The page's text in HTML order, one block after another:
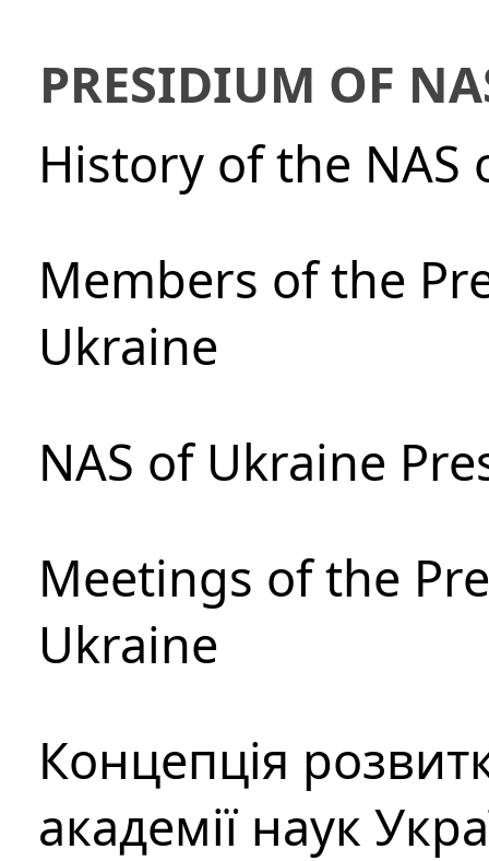
PRESIDIUM OF
History of the NAS
Members of the
Ukraine
NAS of Ukraine
Meetings of the
Ukraine
Концепція
академії наук